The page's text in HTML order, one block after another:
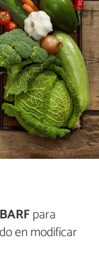
para
en modificar